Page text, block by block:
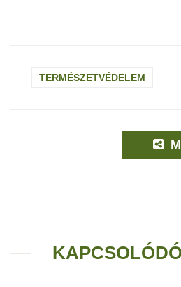
TERMÉSZETVÉDELEM
KAPCSOLÓDÓ